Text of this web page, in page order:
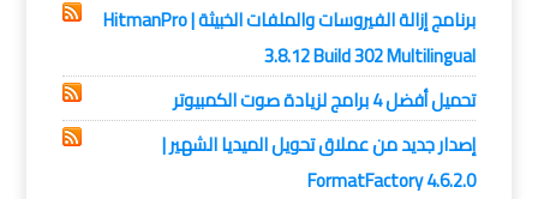
برنامج إزالة الفيروسات والملفات الخبيثة | HitmanPro
3.8.12 Build 302 Multilingual
تحميل أفضل 4 برامج لزيادة صوت الكمبيوتر
إصدار جديد من عملاق تحويل الميديا الشهير |
FormatFactory 4.6.2.0